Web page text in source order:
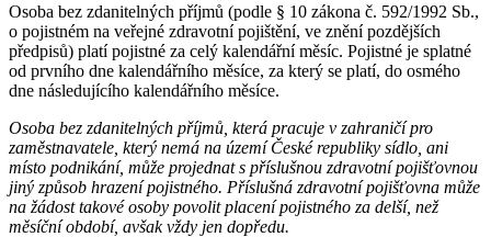
Osoba bez zdanitelných příjmů (podle § 10 zákona č. 592/1992 Sb.,
o pojistném na veřejné zdravotní pojištění, ve znění pozdějších
předpisů) platí pojistné za celý kalendářní měsíc. Pojistné je splatné
od prvního dne kalendářního měsíce, za který se platí, do osmého
dne následujícího kalendářního měsíce.
Osoba bez zdanitelných příjmů, která pracuje v zahraničí pro
zaměstnavatele, který nemá na území České republiky sídlo, ani
místo podnikání, může projednat s příslušnou zdravotní pojišťovnou
jiný způsob hrazení pojistného. Příslušná zdravotní pojišťovna může
na žádost takové osoby povolit placení pojistného za delší, než
měsíční období, avšak vždy jen dopředu.